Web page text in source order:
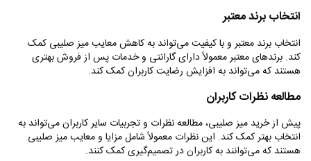
انتخاب برند معتبر
انتخاب برند معتبر و با کیفیت می‌تواند به کاهش معایب میز صلیبی کمک
کند. برندهای معتبر معمولاً دارای گارانتی و خدمات پس از فروش بهتری
هستند که می‌تواند به افزایش رضایت کاربران کمک کند.
مطالعه نظرات کاربران
پیش از خرید میز صلیبی، مطالعه نظرات و تجربیات سایر کاربران می‌تواند به
انتخاب بهتر کمک کند. این نظرات معمولاً شامل مزایا و معایب میز صلیبی
هستند که می‌توانند به کاربران در تصمیم‌گیری کمک کنند.